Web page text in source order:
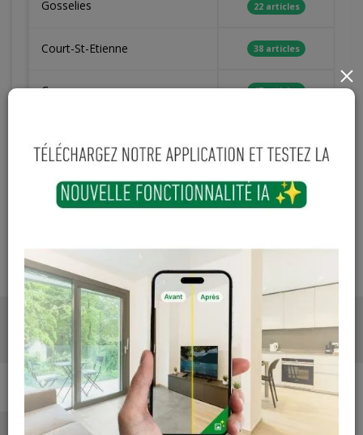
Gosselies 22 articles
Court-St-Etienne 38 articles
Cuesmes 47 articles
Contactez Diffusion Menuiserie pour obtenir le temps de
réapprovisionnement pour ce produit
Les teintes, nuances et veinages des photos peuvent
varier par rapport au produit réel
PRODUITS ASSOCIÉS PHOTOS
×